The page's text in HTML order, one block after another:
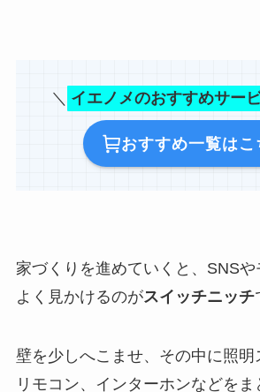
＼ イエノメのおすすめサー
おすすめ一覧はこ
家づくりを進めていくと、SNS
よく見かけるのがスイッチニッチ
壁を少しへこませ、その中に照
リモコン、インターホンなどを